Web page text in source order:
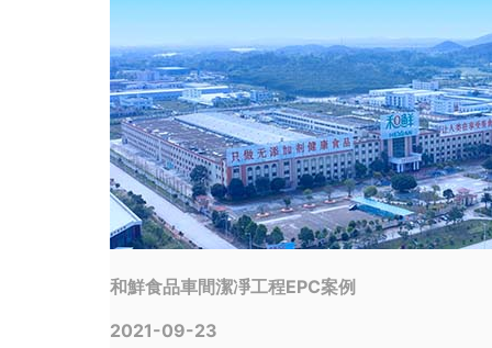
和鮮食品車間潔凈工程EPC案例
2021-09-23